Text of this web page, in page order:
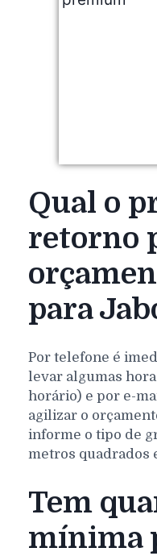
Qual o
retorno
para
Por telefone é
levar algumas
horário) e por e-
agilizar o
informe o tipo de
metros quadrados
Tem
mínima